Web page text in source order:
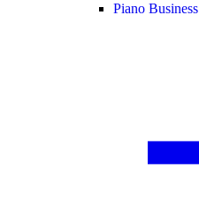
Piano Business